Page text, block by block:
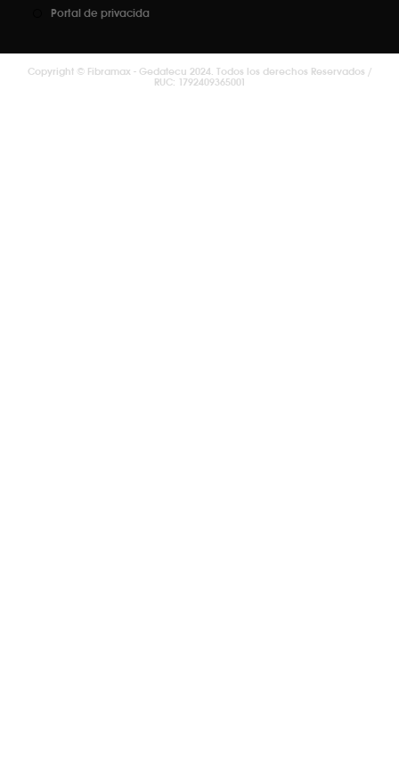
Portal de privacida
Copyright ©️ Fibramax - Gedatecu 2024. Todos los derechos Reservados /
RUC: 1792409365001